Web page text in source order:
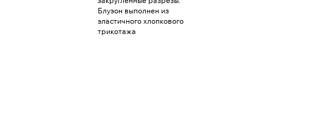
Блузон выполнен из
эластичного хлопкового
трикотажа